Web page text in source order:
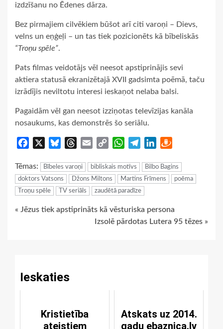
izdzīšanu no Ēdenes dārza.
Bez pirmajiem cilvēkiem būšot arī citi varoņi – Dievs,
velns un eņģeļi – un tas tiek pozicionēts kā bībeliskās
“Troņu spēle”.
Pats filmas veidotājs vēl neesot apstiprinājis sevi
aktiera statusā ekranizētajā XVII gadsimta poēmā, taču
izrādījis neviltotu interesi ieskaņot nelaba balsi.
Pagaidām vēl gan neesot izziņotas televīzijas kanāla
nosaukums, kas demonstrēs šo seriālu.
Facebook BlueskyThreads
Email
Copy
WhatsApp
TelegramLinkedIn
Tēmas: Bībeles varoņi bibliskais motīvs
Bilbo Bagins
doktors Vatsons
Džons Miltons Martins Frīmens
poēma
Troņu spēle
TV seriāls zaudētā paradīze
Continue
« Jēzus tiek apstiprināts kā vēsturiska persona
Izsolē pārdotas Lutera 95 tēzes »
Ieskaties
Kristietība
ateistiem
Atskats uz 2014.
gadu ebaznica.lv